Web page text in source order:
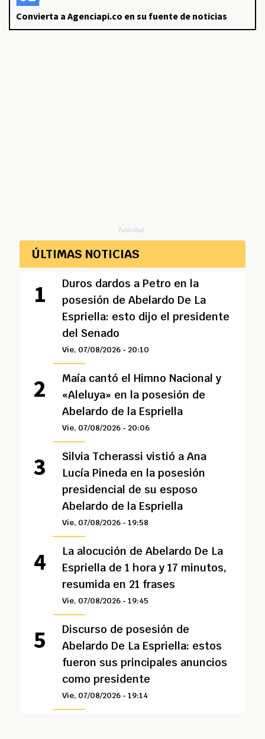
Convierta a Agenciapi.co en su fuente de noticias
Publicidad
ÚLTIMAS NOTICIAS
Duros dardos a Petro en la
posesión de Abelardo De La
Espriella: esto dijo el presidente
del Senado
Vie, 07/08/2026 - 20:10
Maía cantó el Himno Nacional y
«Aleluya» en la posesión de
Abelardo de la Espriella
Vie, 07/08/2026 - 20:06
Silvia Tcherassi vistió a Ana
Lucía Pineda en la posesión
presidencial de su esposo
Abelardo de la Espriella
Vie, 07/08/2026 - 19:58
La alocución de Abelardo De La
Espriella de 1 hora y 17 minutos,
resumida en 21 frases
Vie, 07/08/2026 - 19:45
Discurso de posesión de
Abelardo De La Espriella: estos
fueron sus principales anuncios
como presidente
Vie, 07/08/2026 - 19:14